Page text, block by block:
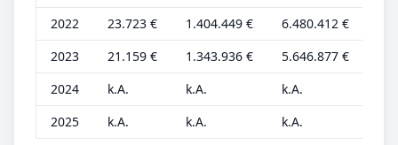
2022
23.723 € 1.404.449 € 6.480.412 €
2023
21.159 € 1.343.936 € 5.646.877 €
2024
k.A. k.A. k.A.
2025
k.A. k.A. k.A.